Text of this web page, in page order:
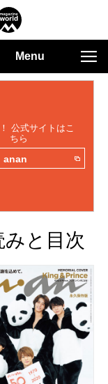
Menu
公式サイトはこ
ちら
anan
と目次